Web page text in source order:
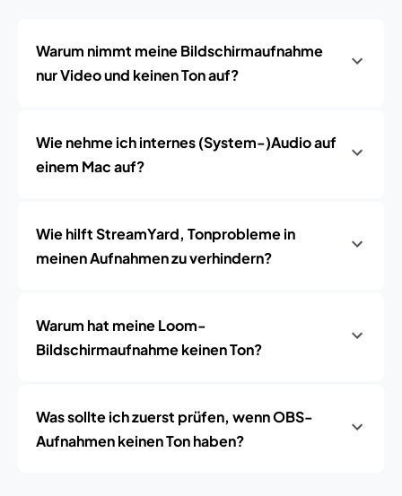
Warum nimmt meine Bildschirmaufnahme
nur Video und keinen Ton auf?
Wie nehme ich internes (System-)Audio auf
einem Mac auf?
Wie hilft StreamYard, Tonprobleme in
meinen Aufnahmen zu verhindern?
Warum hat meine Loom-
Bildschirmaufnahme keinen Ton?
Was sollte ich zuerst prüfen, wenn OBS-
Aufnahmen keinen Ton haben?